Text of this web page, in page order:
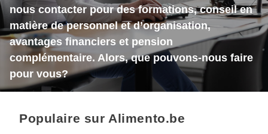
nous contacter pour des formations, conseil en
matière de personnel et d’organisation,
avantages financiers et pension
complémentaire. Alors, que pouvons-nous faire
pour vous?
Populaire sur Alimento.be